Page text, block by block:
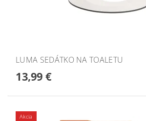
LUMA SEDÁTKO NA TOALETU
13,99 €
Akcia